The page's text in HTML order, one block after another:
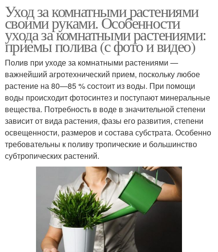
Уход за комнатными растениями
своими руками. Особенности
ухода за комнатными растениями:
приемы полива (с фото и видео)
Полив при уходе за комнатными растениями —
важнейший агротехнический прием, поскольку любое
растение на 80—85 % состоит из воды. При помощи
воды происходит фотосинтез и поступают минеральные
вещества. Потребность в воде в значительной степени
зависит от вида растения, фазы его развития, степени
освещенности, размеров и состава субстрата. Особенно
требовательны к поливу тропические и большинство
субтропических растений.